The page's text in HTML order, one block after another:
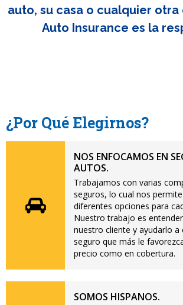
auto, su casa o cualquier otra
Auto Insurance es la
¿Por Qué Elegirnos?
NOS ENFOCAMOS EN
AUTOS.
Trabajamos con varias
seguros, lo cual nos
diferentes opciones para
Nuestro trabajo es
nuestro cliente y ayudarlo a
seguro que más le
precio como en cobertura.
SOMOS HISPANOS.